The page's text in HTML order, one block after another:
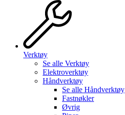
Verktøy
Se alle Verktøy
Elektroverktøy
Håndverktøy
Se alle Håndverktøy
Fastnøkler
Øvrig